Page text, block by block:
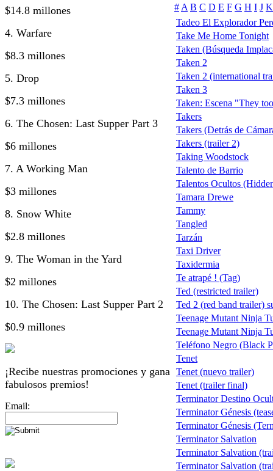
$14.8 millones
4. Warfare
$8.3 millones
5. Drop
$7.3 millones
6. The Chosen: Last Supper Part 3
$6 millones
7. A Working Man
$3 millones
8. Snow White
$2.8 millones
9. The Woman in the Yard
$2 millones
10. The Chosen: Last Supper Part 2
$0.9 millones
¡Recibe nuestras promociones y gana
fabulosos premios!
Email:
# A B C D E F G H I J K
Tadeo El Explorador
Take Me Home Tonight
Taken (Búsqueda
Taken 2
Taken 2 (international
Taken 3
Taken: Escena "They
Takers
Takers (Detrás de
Takers (trailer 2)
Taking Woodstock
Talento de Barrio
Talentos Ocultos
Tamara Drewe
Tammy
Tangled
Tarzán
Taxi Driver
Taxidermia
Te atrapé ! (Tag)
Ted (restricted trailer)
Ted 2 (red band trailer)
Teenage Mutant Ninja
Teenage Mutant Ninja
Teléfono Negro (Black
Tenet
Tenet (nuevo trailer)
Tenet (trailer final)
Terminator Destino
Terminator Génesis
Terminator Génesis
Terminator Salvation
Terminator Salvation
Terminator Salvation